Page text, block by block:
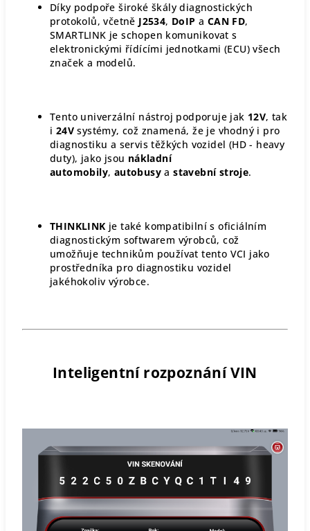
Díky podpoře široké škály diagnostických
protokolů, včetně J2534, DoIP a CAN FD,
SMARTLINK je schopen komunikovat s
elektronickými řídícími jednotkami (ECU) všech
značek a modelů.
Tento univerzální nástroj podporuje jak 12V, tak
i 24V systémy, což znamená, že je vhodný i pro
diagnostiku a servis těžkých vozidel (HD - heavy
duty), jako jsou nákladní
automobily, autobusy a stavební stroje.
THINKLINK je také kompatibilní s oficiálním
diagnostickým softwarem výrobců, což
umožňuje technikům používat tento VCI jako
prostředníka pro diagnostiku vozidel
jakéhokoliv výrobce.
Inteligentní rozpoznání VIN